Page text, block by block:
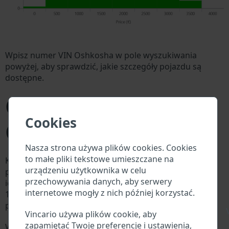
Cookies
Nasza strona używa plików cookies. Cookies
to małe pliki tekstowe umieszczane na
urządzeniu użytkownika w celu
przechowywania danych, aby serwery
internetowe mogły z nich później korzystać.
Vincario używa plików cookie, aby
zapamiętać Twoje preferencje i ustawienia,
Wpisz numer VIN Oshkosha w pole wyszukiwania
powyżej, aby sprawdzić, jakie szczegóły pojazdu są
dostępne.
Co to jest numer VIN
Oshkosha?
Każdy producent Oshkosha przypisuje każdemu
pojazdowi unikalny identyfikator zwany numerem
identyfikacyjnym pojazdu (VIN). Numer VIN składa się z
17 cyfr i składa się z liter i cyfr zawierających
podstawowe informacje o pojeździe.